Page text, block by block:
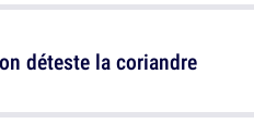
déteste la coriandre